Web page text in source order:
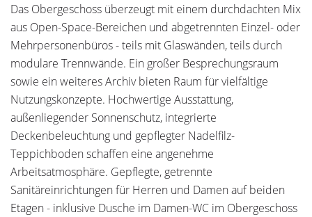
Das Obergeschoss überzeugt mit einem durchdachten Mix
aus Open-Space-Bereichen und abgetrennten Einzel- oder
Mehrpersonenbüros - teils mit Glaswänden, teils durch
modulare Trennwände. Ein großer Besprechungsraum
sowie ein weiteres Archiv bieten Raum für vielfältige
Nutzungskonzepte. Hochwertige Ausstattung,
außenliegender Sonnenschutz, integrierte
Deckenbeleuchtung und gepflegter Nadelfilz-
Teppichboden schaffen eine angenehme
Arbeitsatmosphäre. Gepflegte, getrennte
Sanitäreinrichtungen für Herren und Damen auf beiden
Etagen - inklusive Dusche im Damen-WC im Obergeschoss